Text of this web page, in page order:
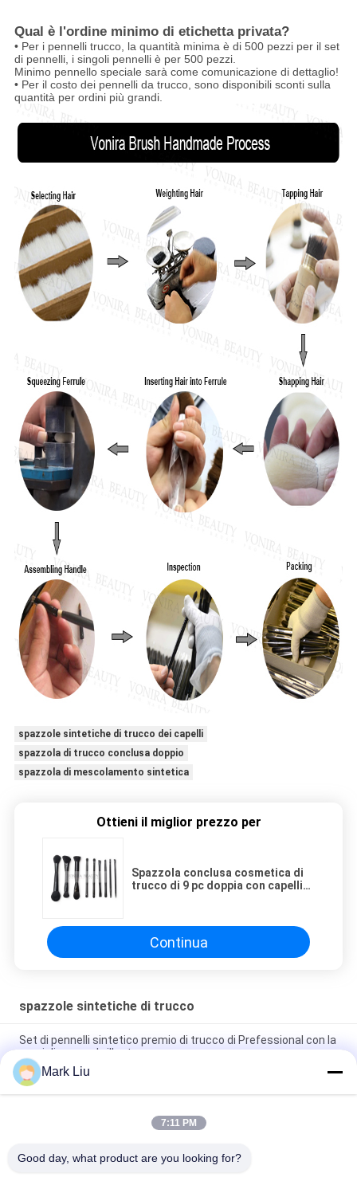
Qual è l'ordine minimo di etichetta privata?
• Per i pennelli trucco, la quantità minima è di 500 pezzi per il set
di pennelli, i singoli pennelli è per 500 pezzi.
Minimo pennello speciale sarà come comunicazione di dettaglio!
• Per il costo dei pennelli da trucco, sono disponibili sconti sulla
quantità per ordini più grandi.
spazzole sintetiche di trucco dei capelli
spazzola di trucco conclusa doppio
spazzola di mescolamento sintetica
Ottieni il miglior prezzo per
Spazzola conclusa cosmetica di
trucco di 9 pc doppia con capelli
Continua
spazzole sintetiche di trucco
Set di pennelli sintetico premio di trucco di Prefessional con la
maniglia rossa brillante
Il trucco sintetico naturale stupefacente dei capelli di
precisione spazzola gli strumenti completi di bellezza
Del lusso sintetico dell'insieme di 15 supporto di spazzola
Mark Liu
7:11 PM
Good day, what product are you looking for?